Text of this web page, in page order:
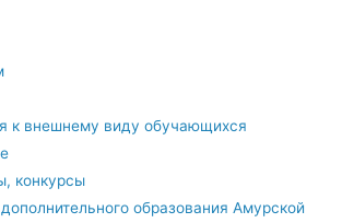
к внешнему виду обучающихся
конкурсы
образования Амурской